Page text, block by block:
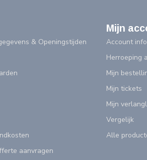
& Openingstijden
aanvragen
Mijn
Account
Herroeping
Mijn
Mijn tickets
Mijn
Vergelijk
Alle